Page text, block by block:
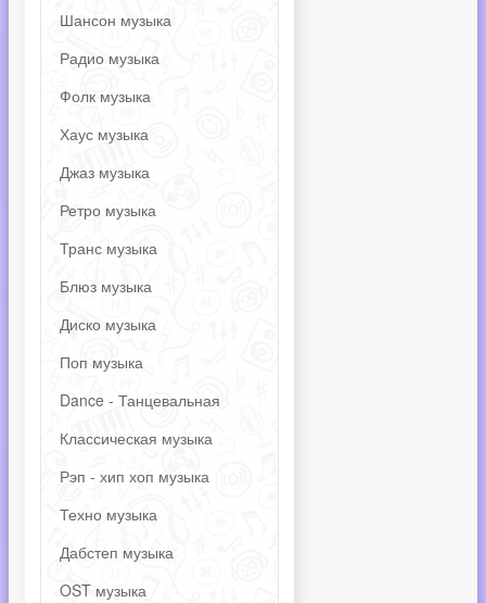
Шансон музыка
Радио музыка
Фолк музыка
Хаус музыка
Джаз музыка
Ретро музыка
Транс музыка
Блюз музыка
Диско музыка
Поп музыка
Dance - Танцевальная
Классическая музыка
Рэп - хип хоп музыка
Техно музыка
Дабстеп музыка
OST музыка